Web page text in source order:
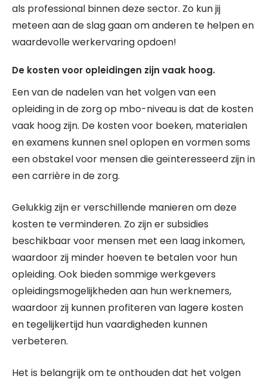
als professional binnen deze sector. Zo kun jij
meteen aan de slag gaan om anderen te helpen en
waardevolle werkervaring opdoen!
De kosten voor opleidingen zijn vaak hoog.
Een van de nadelen van het volgen van een
opleiding in de zorg op mbo-niveau is dat de kosten
vaak hoog zijn. De kosten voor boeken, materialen
en examens kunnen snel oplopen en vormen soms
een obstakel voor mensen die geïnteresseerd zijn in
een carrière in de zorg.
Gelukkig zijn er verschillende manieren om deze
kosten te verminderen. Zo zijn er subsidies
beschikbaar voor mensen met een laag inkomen,
waardoor zij minder hoeven te betalen voor hun
opleiding. Ook bieden sommige werkgevers
opleidingsmogelijkheden aan hun werknemers,
waardoor zij kunnen profiteren van lagere kosten
en tegelijkertijd hun vaardigheden kunnen
verbeteren.
Het is belangrijk om te onthouden dat het volgen